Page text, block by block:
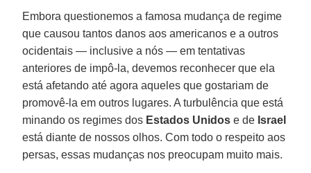
Embora questionemos a famosa mudança de regime
que causou tantos danos aos americanos e a outros
ocidentais — inclusive a nós — em tentativas
anteriores de impô-la, devemos reconhecer que ela
está afetando até agora aqueles que gostariam de
promovê-la em outros lugares. A turbulência que está
minando os regimes dos Estados Unidos e de Israel
está diante de nossos olhos. Com todo o respeito aos
persas, essas mudanças nos preocupam muito mais.